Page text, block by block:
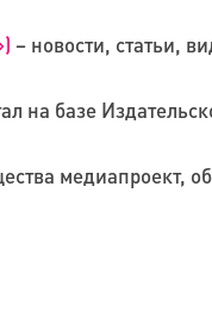
– новости, статьи,
на базе
медиапроект,